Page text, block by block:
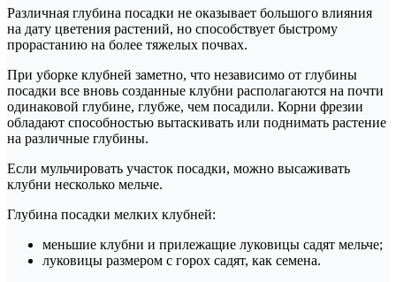
Различная глубина посадки не оказывает большого влияния
на дату цветения растений, но способствует быстрому
прорастанию на более тяжелых почвах.
При уборке клубней заметно, что независимо от глубины
посадки все вновь созданные клубни располагаются на почти
одинаковой глубине, глубже, чем посадили. Корни фрезии
обладают способностью вытаскивать или поднимать растение
на различные глубины.
Если мульчировать участок посадки, можно высаживать
клубни несколько мельче.
Глубина посадки мелких клубней:
меньшие клубни и прилежащие луковицы садят мельче;
луковицы размером с горох садят, как семена.